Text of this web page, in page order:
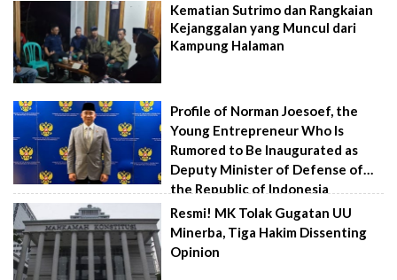
Kematian Sutrimo dan Rangkaian
Kejanggalan yang Muncul dari
Kampung Halaman
Profile of Norman Joesoef, the
Young Entrepreneur Who Is
Rumored to Be Inaugurated as
Deputy Minister of Defense of
the Republic of Indonesia
Resmi! MK Tolak Gugatan UU
Minerba, Tiga Hakim Dissenting
Opinion